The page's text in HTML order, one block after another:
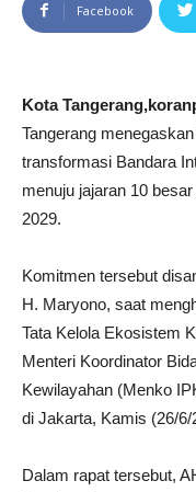
Facebook
Kota
Tangerang
transformasi Bandara
menuju jajaran 10
2029.
Komitmen tersebut
H. Maryono, saat
Tata Kelola Ekosistem
Menteri Koordinator
Kewilayahan (Menko
di Jakarta, Kamis (26/6/
Dalam rapat tersebut,